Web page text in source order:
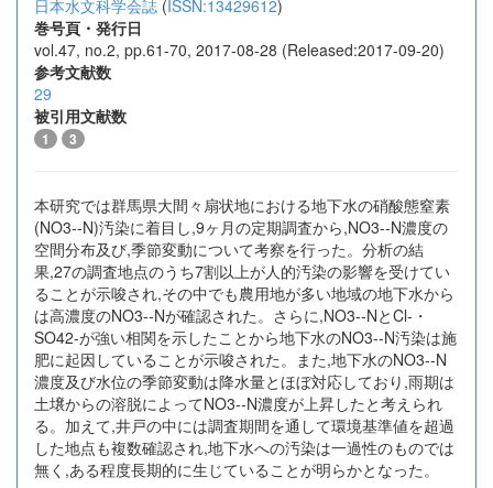
日本水文科学会誌 (ISSN:13429612)
巻号頁・発行日
vol.47, no.2, pp.61-70, 2017-08-28 (Released:2017-09-20)
参考文献数
29
被引用文献数
1 3
本研究では群馬県大間々扇状地における地下水の硝酸態窒素
(NO3--N)汚染に着目し,9ヶ月の定期調査から,NO3--N濃度の
空間分布及び,季節変動について考察を行った。分析の結
果,27の調査地点のうち7割以上が人的汚染の影響を受けてい
ることが示唆され,その中でも農用地が多い地域の地下水から
は高濃度のNO3--Nが確認された。さらに,NO3--NとCl-・
SO42-が強い相関を示したことから地下水のNO3--N汚染は施
肥に起因していることが示唆された。また,地下水のNO3--N
濃度及び水位の季節変動は降水量とほぼ対応しており,雨期は
土壌からの溶脱によってNO3--N濃度が上昇したと考えられ
る。加えて,井戸の中には調査期間を通して環境基準値を超過
した地点も複数確認され,地下水への汚染は一過性のものでは
無く,ある程度長期的に生じていることが明らかとなった。